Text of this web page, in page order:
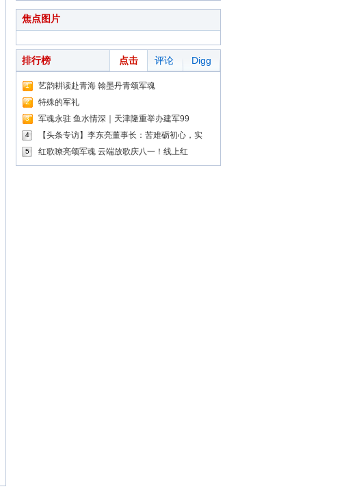
焦点图片
排行榜 点击 评论 Digg
1 艺韵耕读赴青海 翰墨丹青颂军魂
2 特殊的军礼
3 军魂永驻 鱼水情深｜天津隆重举办建军99
4 【头条专访】李东亮董事长：苦难砺初心，实
5 红歌嘹亮颂军魂 云端放歌庆八一！线上红